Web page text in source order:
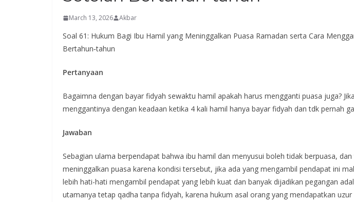
March 13, 2026 Akbar
Soal 61: Hukum Bagi Ibu Hamil yang Meninggalkan Puasa Ramadan serta Cara
Bertahun‑tahun
Pertanyaan
Bagaimna dengan bayar fidyah sewaktu hamil apakah harus mengganti puasa juga?
menggantinya dengan keadaan ketika 4 kali hamil hanya bayar fidyah dan tdk pernah
Jawaban
Sebagian ulama berpendapat bahwa ibu hamil dan menyusui boleh tidak berpuasa,
meninggalkan puasa karena kondisi tersebut, jika ada yang mengambil pendapat ini
lebih hati-hati mengambil pendapat yang lebih kuat dan banyak dijadikan pegangan
utamanya tetap qadha tanpa fidyah, karena hukum asal orang yang mendapatkan